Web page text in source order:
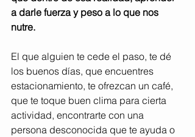
a darle fuerza y peso a lo que nos
nutre.
El que alguien te cede el paso, te dé
los buenos días, que encuentres
estacionamiento, te ofrezcan un café,
que te toque buen clima para cierta
actividad, encontrarte con una
persona desconocida que te ayuda o